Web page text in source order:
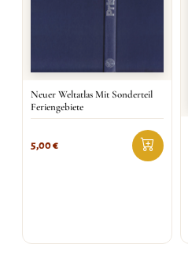
Neuer Weltatlas Mit Sonderteil
Feriengebiete
5,00€